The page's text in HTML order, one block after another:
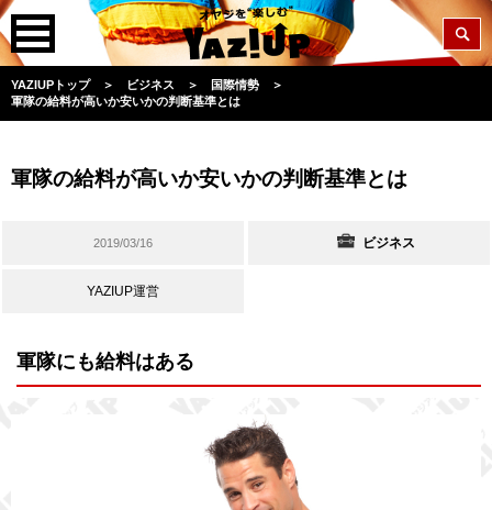
YAZIUPトップ ＞ ビジネス ＞ 国際情勢
＞
軍隊の給料が高いか安いかの判断基準とは
軍隊の給料が高いか安いかの判断基準とは
2019/03/16 ビジネス
YAZIUP運営
軍隊にも給料はある